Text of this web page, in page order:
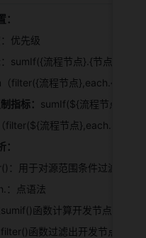
优先级
sumIf({流程节点}.{节点估分
（filter({流程节点},each.{节点
指标： sumIf(${流程节点}.${
filter(${流程节点},each.${节
：用于对源范围条件过滤后，
：点语法
函数计算开发节点的估
函数过滤出开发节点的估